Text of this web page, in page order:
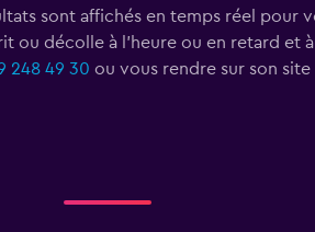
sont affichés en temps réel pour
ou décolle à l'heure ou en retard et
248 49 30 ou vous rendre sur son